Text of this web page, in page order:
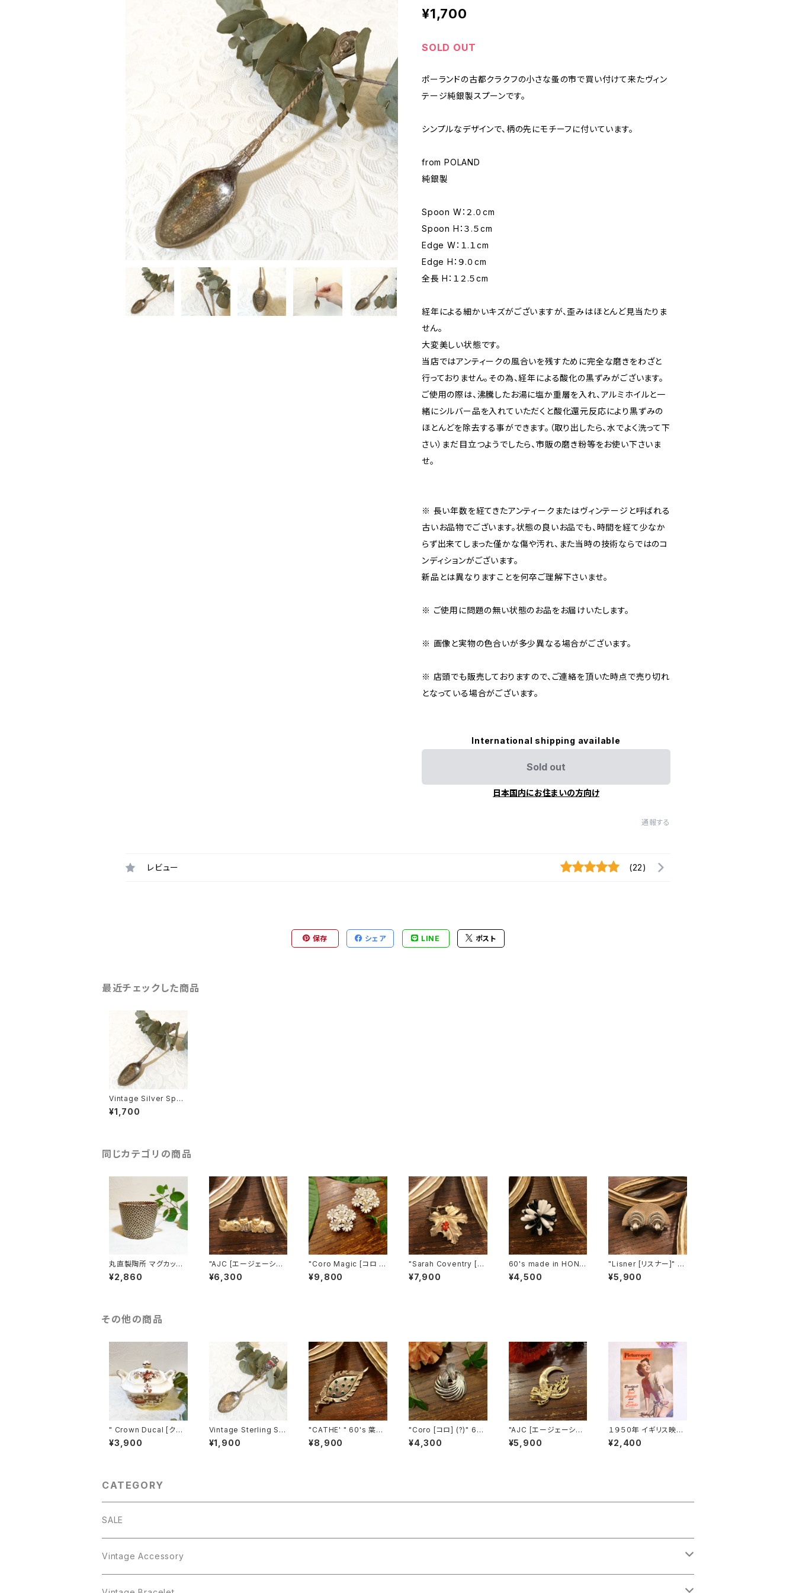
¥1,700
SOLD OUT
ポーランドの古都クラクフの小さな蚤の市で買い付けて来たヴィン
テージ純銀製スプーンです。
シンプルなデザインで、柄の先にモチーフに付いています。
from POLAND
純銀製
Spoon W：２.０cm
Spoon H：３.５cm
Edge W：１.１cm
Edge H：９.０cm
全長 H：１２.５cm
経年による細かいキズがございますが、歪みはほとんど見当たりま
せん。
大変美しい状態です。
当店ではアンティークの風合いを残すために完全な磨きをわざと
行っておりません。その為、経年による酸化の黒ずみがございます。
ご使用の際は、沸騰したお湯に塩か重層を入れ、アルミホイルと一
緒にシルバー品を入れていただくと酸化還元反応により黒ずみの
ほとんどを除去する事ができます。（取り出したら、水でよく洗って下
さい）まだ目立つようでしたら、市販の磨き粉等をお使い下さいま
せ。
※ 長い年数を経てきたアンティークまたはヴィンテージと呼ばれる
古いお品物でございます。状態の良いお品でも、時間を経て少なか
らず出来てしまった僅かな傷や汚れ、また当時の技術ならではのコ
ンディションがございます。
新品とは異なりますことを何卒ご理解下さいませ。
※ ご使用に問題の無い状態のお品をお届けいたします。
※ 画像と実物の色合いが多少異なる場合がございます。
※ 店頭でも販売しておりますので、ご連絡を頂いた時点で売り切れ
となっている場合がございます。
International shipping available
Sold out
日本国内にお住まいの方向け
通報する
レビュー (22)
保存 シェア LINE ポスト
最近チェックした商品
Vintage Silver Spoo
n [SAP-1]
¥1,700
同じカテゴリの商品
丸直製陶所 マグカップ
[七宝]（茶）
¥2,860
"AJC [エージェーシ
ー]" 70's-80's ３匹の
猫ちゃんが並んだヴィン
¥6,300
"Coro Magic [コロ マ
ジック]" 60's NY買い
付け 可憐な白い花束の
¥9,800
"Sarah Coventry [サ
ラ コヴェントリー]" 196
6年『BIT O' Fantasy』
¥7,900
60's made in HONG
KONG Black & Whit
e Flower Motif ヴィ
¥4,500
"Lisner [リスナー]" 6
0's ３つの輪を葉っぱで
結んだようなヴィンテー
¥5,900
その他の商品
" Crown Ducal [クラ
ウン デュカル] " 30's
ヴィンテージ シュガー
¥3,900
Vintage Sterling Sil
ver Plated Spoon f
or Travelers [SAP-
¥1,900
"CATHE' " 60's 葉っ
ぱモチーフ ヴィンテー
¥8,900
"Coro [コロ] (?)" 6
0's-70's シルバートー
ン ヴィンテージブロー
¥4,300
"AJC [エージェーシ
ー]" 70's 三日月に向
かって走るサンタクロー
¥5,900
１９５０年 イギリス映画
雑誌 " Picturegoer "
¥2,400
CATEGORY
SALE
Vintage Accessory